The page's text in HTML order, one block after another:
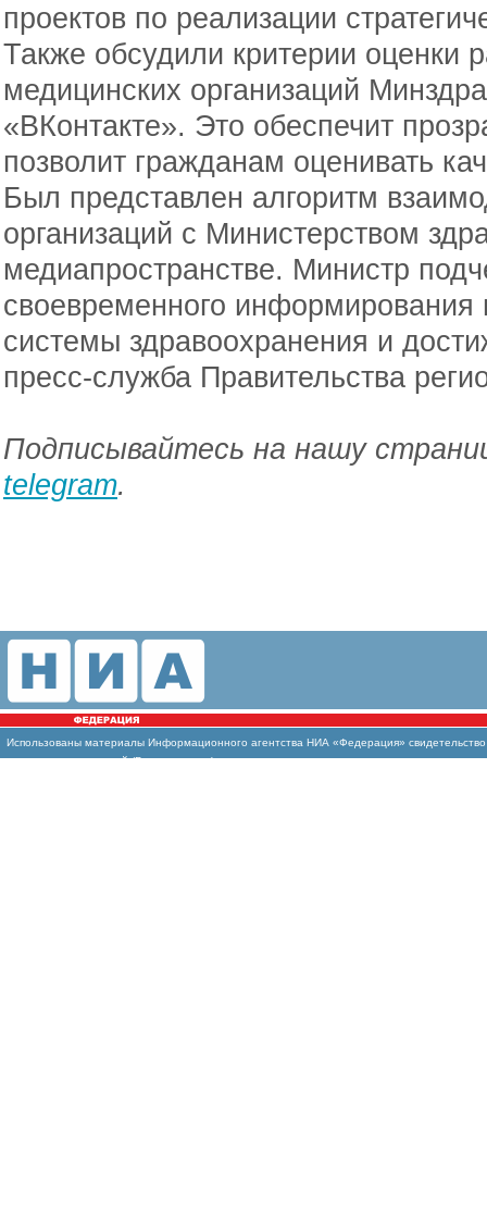
проектов по реализации
Также обсудили критерии оценки
медицинских организаций
«ВКонтакте». Это обеспечит
позволит гражданам оценивать
Был представлен алгоритм
организаций с Министерством
медиапространстве. Министр
своевременного информирования
системы здравоохранения и
пресс-служба Правительства
Подписывайтесь на нашу
telegram.
Использованы материалы Информационного агентства НИА «Федерация»
массовых коммуникаций (Роскомнадзор)